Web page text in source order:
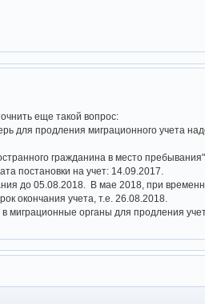
еще такой вопрос:
для продления миграционного учета
гражданина в место
постановки на учет: 14.09.2017.
до 05.08.2018. В мае 2018, при
окончания учета, т.е. 26.08.2018.
миграционные органы для продления